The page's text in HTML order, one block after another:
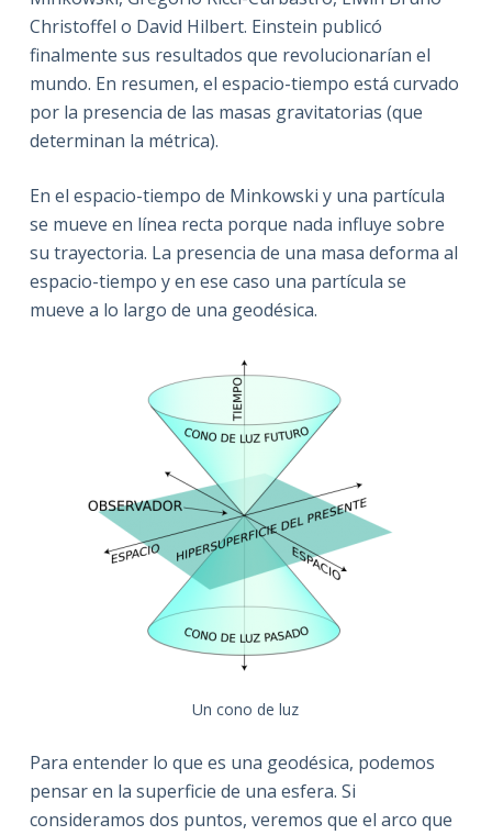
Christoffel o David Hilbert. Einstein publicó
finalmente sus resultados que revolucionarían el
mundo. En resumen, el espacio-tiempo está curvado
por la presencia de las masas gravitatorias (que
determinan la métrica).
En el espacio-tiempo de Minkowski y una partícula
se mueve en línea recta porque nada influye sobre
su trayectoria. La presencia de una masa deforma al
espacio-tiempo y en ese caso una partícula se
mueve a lo largo de una geodésica.
Un cono de luz
Para entender lo que es una geodésica, podemos
pensar en la superficie de una esfera. Si
consideramos dos puntos, veremos que el arco que